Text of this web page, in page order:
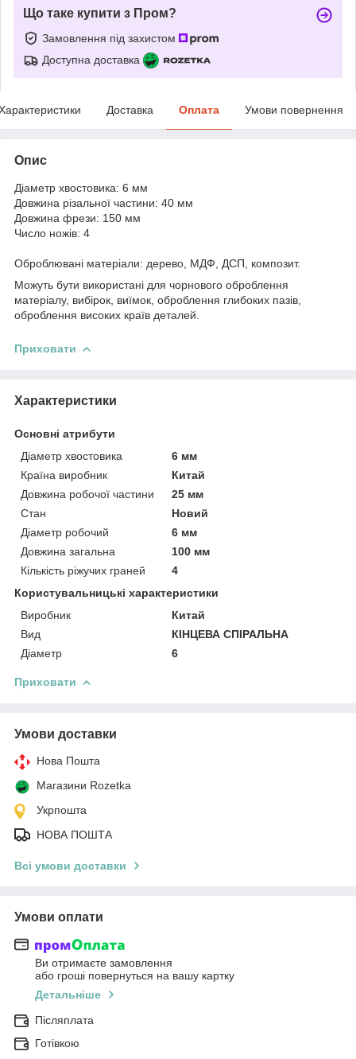
Що таке купити з Пром?
Замовлення під захистом
Доступна доставка
Доставка Оплата Умови повернення
Опис
Діаметр хвостовика: 6 мм
Довжина різальної частини: 40 мм
Довжина фрези: 150 мм
Число ножів: 4
Оброблювані матеріали: дерево, МДФ, ДСП, композит.
Можуть бути використані для чорнового оброблення
матеріалу, вибірок, виїмок, оброблення глибоких пазів,
оброблення високих країв деталей.
Приховати
Характеристики
Основні атрибути
Діаметр хвостовика
6 мм
Країна виробник
Китай
Довжина робочої частини
25 мм
Стан
Новий
Діаметр робочий
6 мм
Довжина загальна
100 мм
Кількість ріжучих граней
4
Користувальницькі характеристики
Виробник
Китай
Вид
КІНЦЕВА СПІРАЛЬНА
Діаметр
6
Приховати
Умови доставки
Нова Пошта
Магазини Rozetka
Укрпошта
НОВА ПОШТА
Всі умови доставки
Умови оплати
Ви отримаєте замовлення
або гроші повернуться на вашу картку
Детальніше
Післяплата
Готівкою